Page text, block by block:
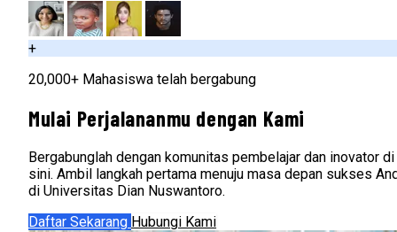
+
20,000+ Mahasiswa telah bergabung
Mulai Perjalananmu dengan Kami
Bergabunglah dengan komunitas pembelajar dan inovator di
sini. Ambil langkah pertama menuju masa depan sukses
di Universitas Dian Nuswantoro.
Daftar Sekarang Hubungi Kami